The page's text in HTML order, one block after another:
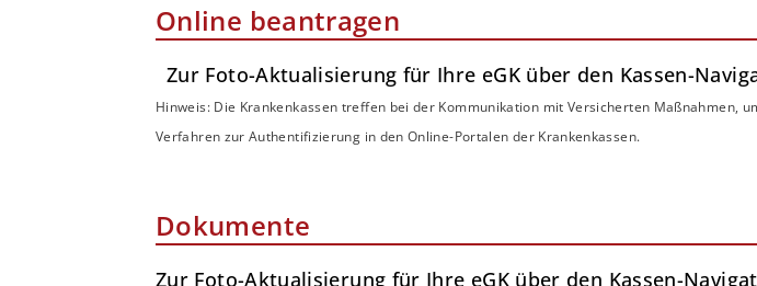
Online beantragen
Zur Foto-Aktualisierung für Ihre eGK über den Kassen-
Hinweis: Die Krankenkassen treffen bei der Kommunikation mit Versicherten Maßnahmen,
Verfahren zur Authentifizierung in den Online-Portalen der Krankenkassen.
Dokumente
Zur Foto-Aktualisierung für Ihre eGK über den Kassen-